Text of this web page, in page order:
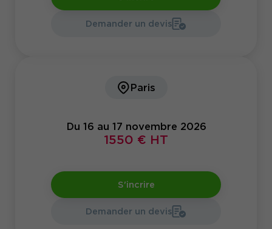
Demander un devis
Paris
Du 16 au 17 novembre 2026
1550 € HT
S'incrire
Demander un devis